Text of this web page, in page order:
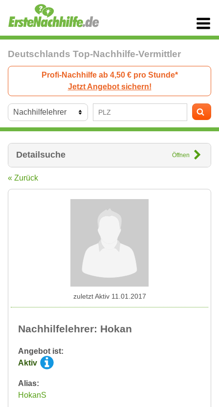
Deutschlands Top-Nachhilfe-Vermittler
Profi-Nachhilfe ab 4,50 € pro Stunde*
Jetzt Angebot sichern!
Detailsuche Öffnen
« Zurück
Nachhilfelehrer: Hokan
Angebot ist:
Aktiv
Alias:
HokanS
zuletzt Aktiv 11.01.2017